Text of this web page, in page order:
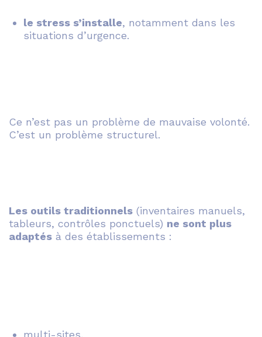
le stress s’installe, notamment dans les
situations d’urgence.
Ce n’est pas un problème de mauvaise volonté.
C’est un problème structurel.
Les outils traditionnels (inventaires manuels,
tableurs, contrôles ponctuels) ne sont plus
adaptés à des établissements :
multi-sites,